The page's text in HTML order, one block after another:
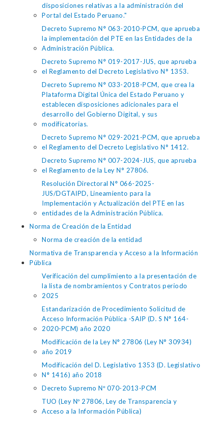
disposiciones relativas a la administración del
Portal del Estado Peruano."
Decreto Supremo N° 063-2010-PCM, que aprueba
la implementación del PTE en las Entidades de la
Administración Pública.
Decreto Supremo N° 019-2017-JUS, que aprueba
el Reglamento del Decreto Legislativo N° 1353.
Decreto Supremo N° 033-2018-PCM, que crea la
Plataforma Digital Única del Estado Peruano y
establecen disposiciones adicionales para el
desarrollo del Gobierno Digital, y sus
modificatorias.
Decreto Supremo N° 029-2021-PCM, que aprueba
el Reglamento del Decreto Legislativo N° 1412.
Decreto Supremo N° 007-2024-JUS, que aprueba
el Reglamento de la Ley N° 27806.
Resolución Directoral N° 066-2025-
JUS/DGTAIPD, Lineamiento para la
Implementación y Actualización del PTE en las
entidades de la Administración Pública.
Norma de Creación de la Entidad
Norma de creación de la entidad
Normativa de Transparencia y Acceso a la Información
Pública
Verificación del cumplimiento a la presentación de
la lista de nombramientos y Contratos periodo
2025
Estandarización de Procedimiento Solicitud de
Acceso Información Pública -SAIP (D. S N° 164-
2020-PCM) año 2020
Modificación de la Ley N° 27806 (Ley N° 30934)
año 2019
Modificación del D. Legislativo 1353 (D. Legislativo
N° 1416) año 2018
Decreto Supremo Nº 070-2013-PCM
TUO (Ley Nº 27806, Ley de Transparencia y
Acceso a la Información Pública)